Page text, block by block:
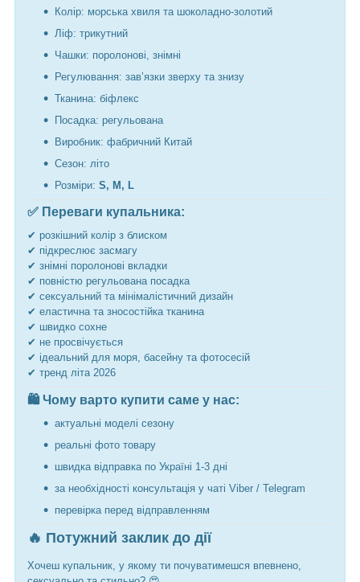
Колір: морська хвиля та шоколадно-золотий
Ліф: трикутний
Чашки: поролонові, знімні
Регулювання: зав’язки зверху та знизу
Тканина: біфлекс
Посадка: регульована
Виробник: фабричний Китай
Сезон: літо
Розміри: S, M, L
✅ Переваги купальника:
✔ розкішний колір з блиском
✔ підкреслює засмагу
✔ знімні поролонові вкладки
✔ повністю регульована посадка
✔ сексуальний та мінімалістичний дизайн
✔ еластична та зносостійка тканина
✔ швидко сохне
✔ не просвічується
✔ ідеальний для моря, басейну та фотосесій
✔ тренд літа 2026
🛍 Чому варто купити саме у нас:
актуальні моделі сезону
реальні фото товару
швидка відправка по Україні 1-3 дні
за необхідності консультація у чаті Viber / Telegram
перевірка перед відправленням
🔥 Потужний заклик до дії
Хочеш купальник, у якому ти почуватимешся впевнено,